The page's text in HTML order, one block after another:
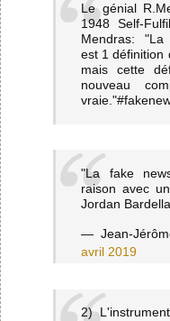
Le génial
1948 Self-
Mendras: "La
est 1 définition
mais cette
nouveau
"La fake
raison avec
Jordan
— Jean-
avril 2019
2)